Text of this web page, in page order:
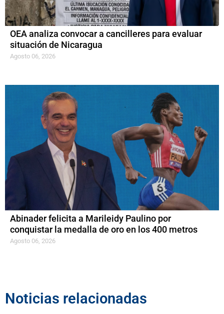
OEA analiza convocar a cancilleres para evaluar
situación de Nicaragua
Agosto 06, 2026
Abinader felicita a Marileidy Paulino por
conquistar la medalla de oro en los 400 metros
Agosto 06, 2026
Noticias relacionadas